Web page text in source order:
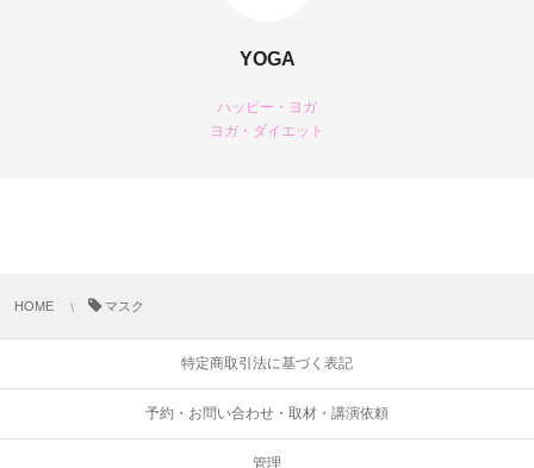
YOGA
ハッピー・ヨガ
ヨガ・ダイエット
HOME マスク
特定商取引法に基づく表記
予約・お問い合わせ・取材・講演依頼
管理